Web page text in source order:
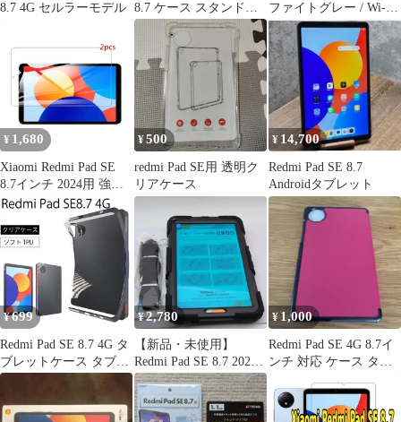
8.7 4G セルラーモデル 8.7 ケース スタンド機
能付き
ファイトグレー / Wi-Fi
モデル
¥ 1,680
Xiaomi Redmi Pad SE
8.7インチ 2024用 強化
ガラススクリーンプロ
¥500
redmi Pad SE用 透明ク
リアケース
¥ 14,700
Redmi Pad SE 8.7
Androidタブレット
¥699
Redmi Pad SE 8.7 4G タ
ブレットケース タブレ
ットカバー クリア ケー
全面 クリア 送料無料
¥2,780
【新品・未使用】
Redmi Pad SE 8.7 2024
用 タブレット保護ケー
ス ブラック Xiaomi
Redmi Pad SE 8.7 ケー
¥ 1,000
Redmi Pad SE 4G 8.7イ
ンチ 対応 ケース タブ